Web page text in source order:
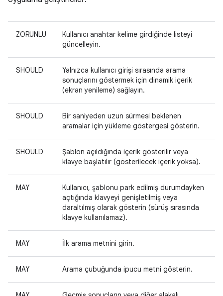
ZORUNLU
Kullanıcı anahtar kelime girdiğinde listeyi
güncelleyin.
SHOULD
Yalnızca kullanıcı girişi sırasında arama
sonuçlarını göstermek için dinamik içerik
(ekran yenileme) sağlayın.
SHOULD
Bir saniyeden uzun sürmesi beklenen
aramalar için yükleme göstergesi gösterin.
SHOULD
Şablon açıldığında içerik gösterilir veya
klavye başlatılır (gösterilecek içerik yoksa).
MAY
Kullanıcı, şablonu park edilmiş durumdayken
açtığında klavyeyi genişletilmiş veya
daraltılmış olarak gösterin (sürüş sırasında
klavye kullanılamaz).
MAY İlk arama metnini girin.
MAY Arama çubuğunda ipucu metni gösterin.